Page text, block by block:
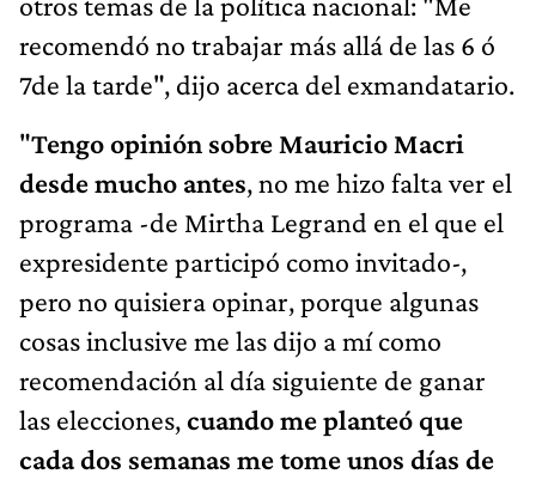
recomendó no trabajar más allá de las 6 ó
7de la tarde", dijo acerca del exmandatario.
"Tengo opinión sobre Mauricio Macri
desde mucho antes, no me hizo falta ver el
programa -de Mirtha Legrand en el que el
expresidente participó como invitado-,
pero no quisiera opinar, porque algunas
cosas inclusive me las dijo a mí como
recomendación al día siguiente de ganar
las elecciones,cuando me planteó que
cada dos semanas me tome unos días de